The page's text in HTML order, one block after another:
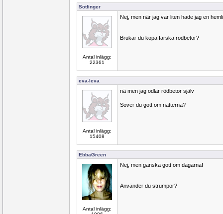
Sotfinger
Antal inlägg:
22361
Nej, men när jag var liten hade jag en
Brukar du köpa färska rödbetor?
eva-leva
Antal inlägg:
15408
nä men jag odlar rödbetor själv
Sover du gott om nätterna?
EbbaGreen
Antal inlägg:
Nej, men ganska gott om dagarna!
Använder du strumpor?